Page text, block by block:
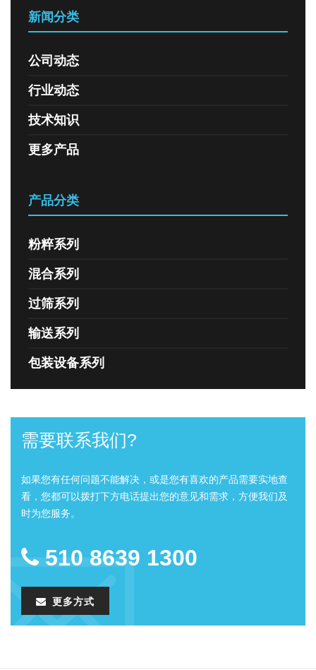
新闻分类
公司动态
行业动态
技术知识
更多产品
产品分类
粉粹系列
混合系列
过筛系列
输送系列
包装设备系列
需要联系我们?
如果您有任何问题不能解决，或是您有喜欢的产品需要实地查
看，您都可以拨打下方电话提出您的意见和需求，方便我们及
时为您服务。
510 8639 1300
更多方式